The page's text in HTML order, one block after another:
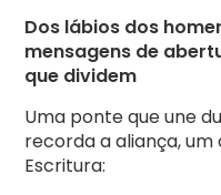
Dos lábios dos
mensagens de
que dividem
Uma ponte que une
recorda a aliança,
Escritura: